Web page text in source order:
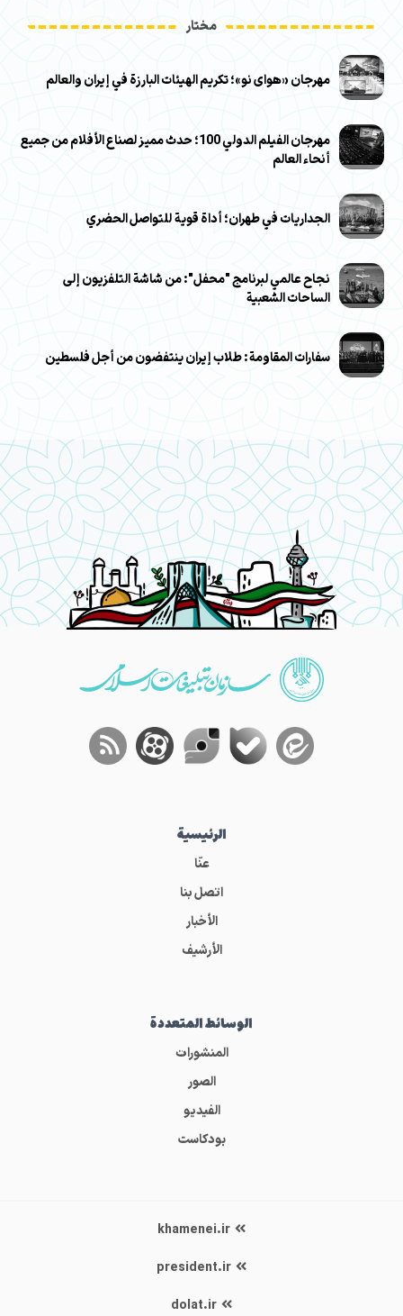
مختار
مهرجان «هوای نو»؛ تكريم الهيئات البارزة في إيران والعالم
مهرجان الفيلم الدولي 100؛ حدث مميز لصناع الأفلام من جميع
أنحاء العالم
الجداريات في طهران؛ أداة قوية للتواصل الحضري
نجاح عالمي لبرنامج "محفل": من شاشة التلفزيون إلى
الساحات الشعبية
سفارات المقاومة: طلاب إيران ينتفضون من أجل فلسطين
الرئيسية
عنّا
اتصل بنا
الأخبار
الأرشيف
الوسائط المتعددة
المنشورات
الصور
الفيديو
بودكاست
khamenei.ir
president.ir
dolat.ir